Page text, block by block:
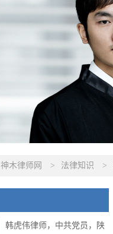
神木律师网 > 法律知识 >
韩虎伟律师，中共党员，陕